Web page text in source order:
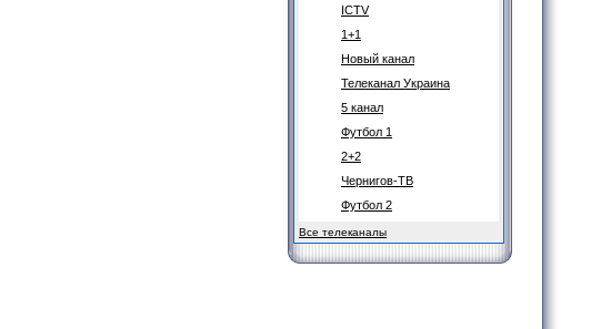
ICTV
1+1
Новый канал
Телеканал Украина
5 канал
Футбол 1
2+2
Чернигов-ТВ
Футбол 2
Все телеканалы